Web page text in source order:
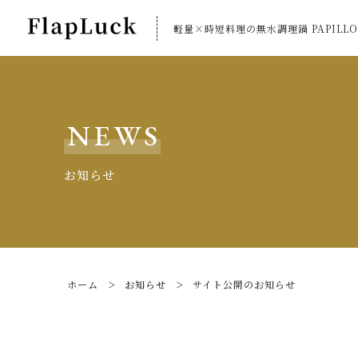
軽量×時短料理の無水調理鍋
NEWS
お知らせ
ホーム お知らせ サイト公開のお知らせ